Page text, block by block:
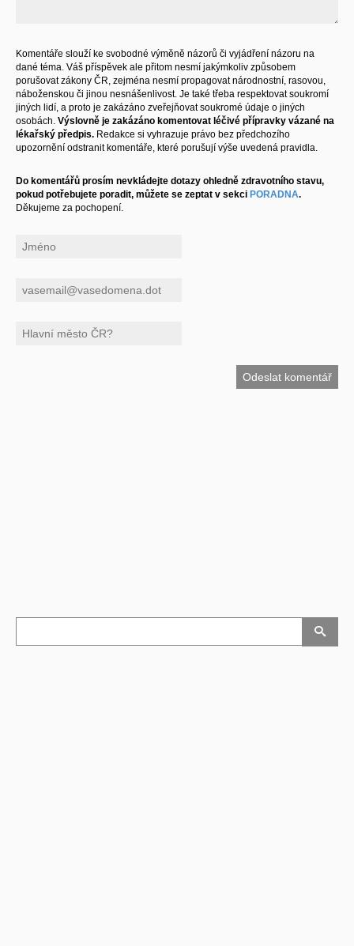
Komentáře slouží ke svobodné výměně názorů či vyjádření názoru na
dané téma. Váš příspěvek ale přitom nesmí jakýmkoliv způsobem
porušovat zákony ČR, zejména nesmí propagovat národnostní, rasovou,
náboženskou či jinou nesnášenlivost. Je také třeba respektovat soukromí
jiných lidí, a proto je zakázáno zveřejňovat soukromé údaje o jiných
osobách. Výslovně je zakázáno komentovat léčivé přípravky vázané na
lékařský předpis. Redakce si vyhrazuje právo bez předchozího
upozornění odstranit komentáře, které porušují výše uvedená pravidla.
Do komentářů prosím nevkládejte dotazy ohledně zdravotního stavu,
pokud potřebujete poradit, můžete se zeptat v sekci PORADNA.
Děkujeme za pochopení.